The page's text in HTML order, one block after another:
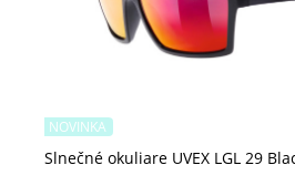
Slnečné okuliare UVEX LGL 29
NOVINKA